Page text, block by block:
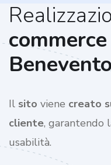
commerce
Benevento
Il sito viene creato
cliente, garantendo
usabilità.